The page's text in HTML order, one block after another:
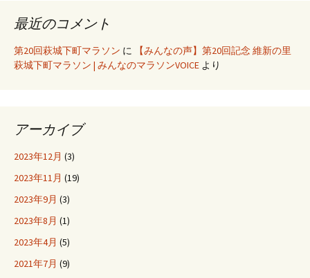
最近のコメント
第20回萩城下町マラソン に
【みんなの声】第20回記念 維新の里
萩城下町マラソン | みんなのマラソンVOICE より
アーカイブ
2023年12月 (3)
2023年11月 (19)
2023年9月 (3)
2023年8月 (1)
2023年4月 (5)
2021年7月 (9)